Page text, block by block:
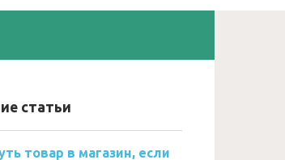
статьи
товар в магазин, если